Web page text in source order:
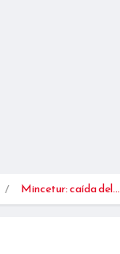
Mincetur: caída del…